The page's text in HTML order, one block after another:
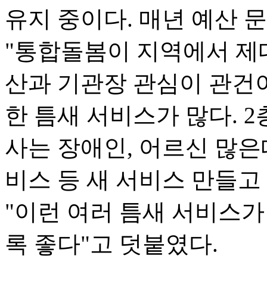
유지 중이다. 매년 예산
"통합돌봄이 지역에서
산과 기관장 관심이 관
한 틈새 서비스가 많다.
사는 장애인, 어르신 많
비스 등 새 서비스 만들
"이런 여러 틈새 서비스
록 좋다"고 덧붙였다.